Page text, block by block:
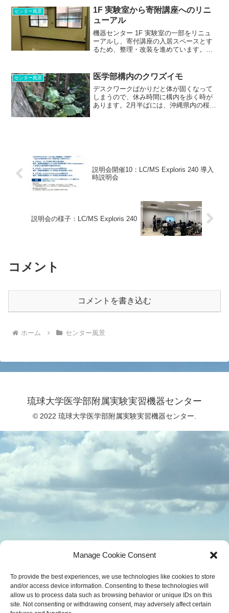
Manage Cookie Consent
To provide the best experiences, we use technologies like cookies to store
and/or access device information. Consenting to these technologies will
allow us to process data such as browsing behavior or unique IDs on this
site. Not consenting or withdrawing consent, may adversely affect certain
ぜひご参加く...
センター風景
1F 実験室から寄附講座へのリニ
ューアル
機器センター 1F 実験室の一部をリニュ
ーアルし、寄付講座の入居スペースとす
るため、整理・改装を進めています。
いては、もう少しだけ整理作業が必要で
す。 来年度...
センター風景 医学部構内のクワズイモ
デスクワークばかりだと体が固くなって
しまうので、休み時間に構内を歩く時が
あります。2月半ばには、沖縄県内の桜
説明会開催10：LC/MS Exploris 240 導入
時説明会
説明会の様子：LC/MS Exploris 240
コメント
コメントを書き込む
ホーム センター風景
琉球大学医学部附属実験実習機器センター
© 2022 琉球大学医学部附属実験実習機器センター.